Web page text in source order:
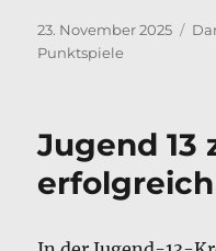
Veröffentlicht
am
23. November 2025
Punktspiele
Jugend 13
erfolgreich